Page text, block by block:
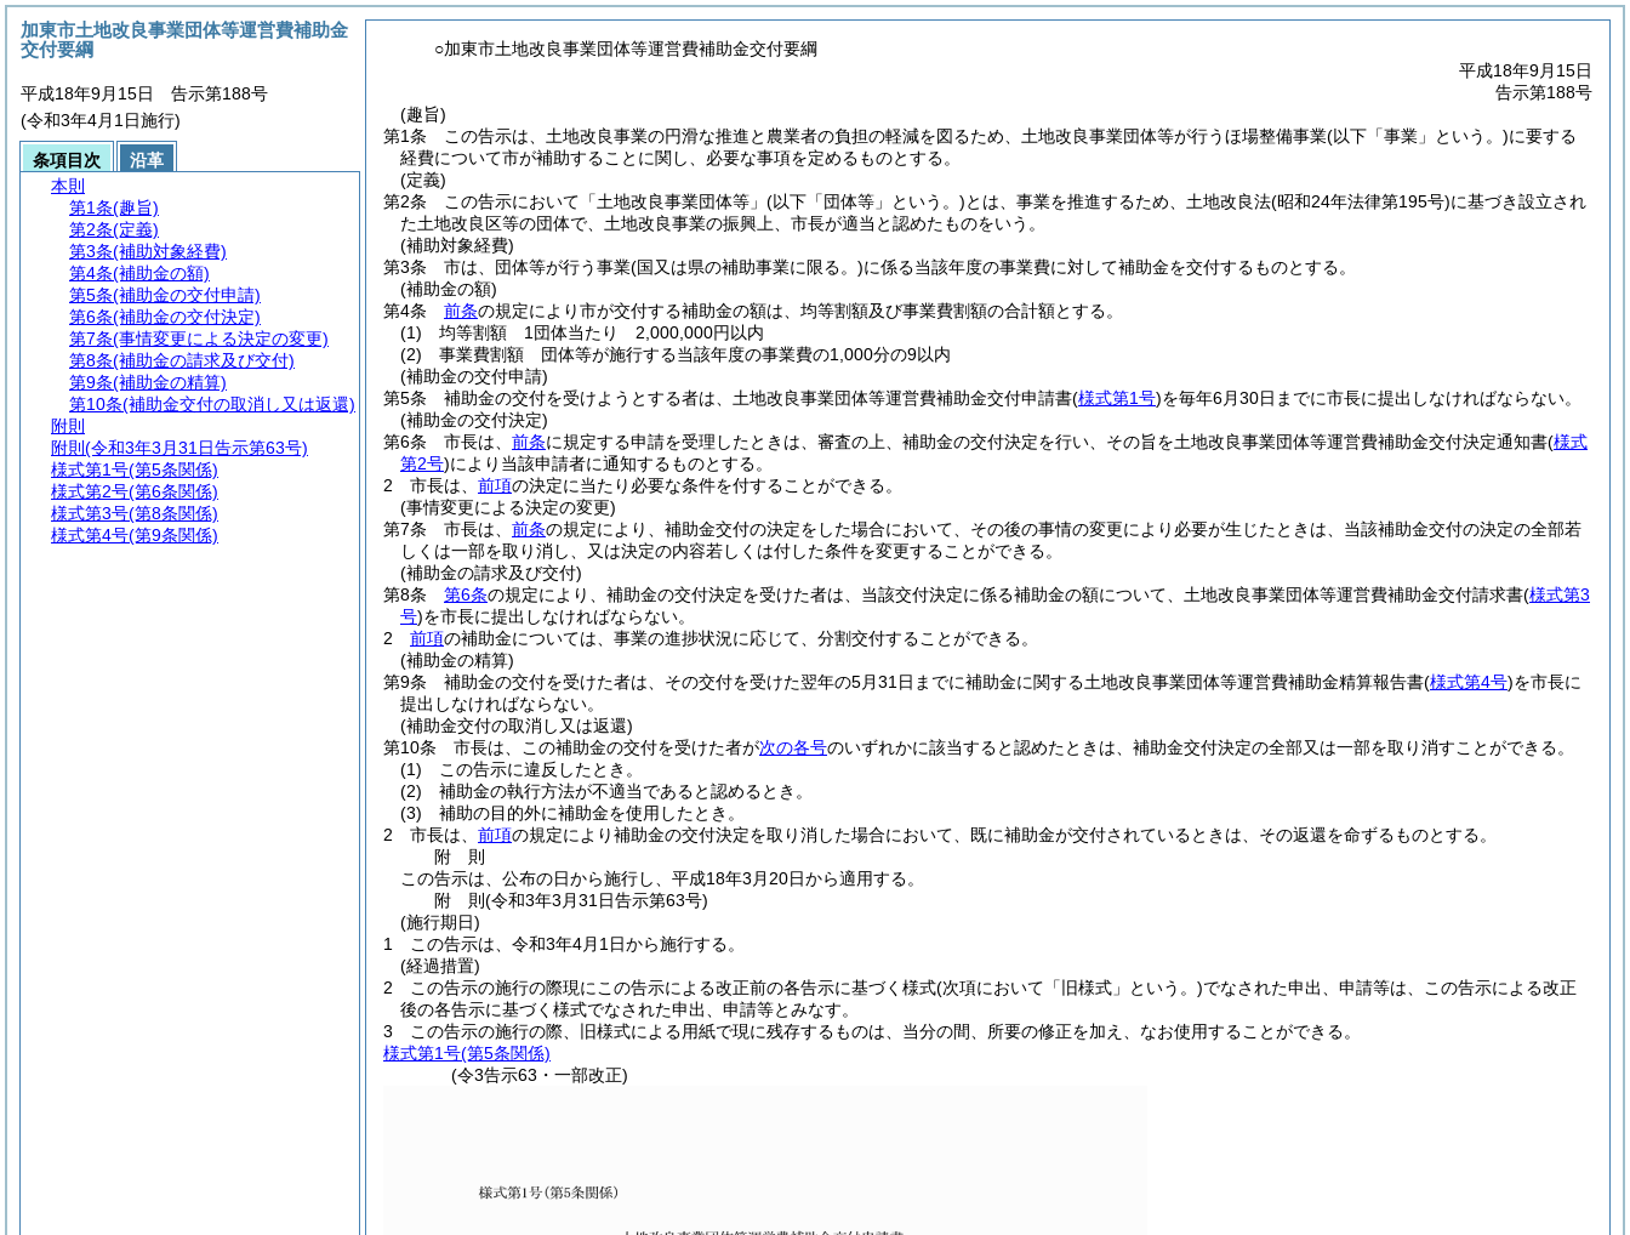
○加東市土地改良事業団体等運営費補助金交付要綱
平成18年9月15日
告示第188号
(趣旨)
第1条
この告示は、土地改良事業の円滑な推進と農業者の負担の軽減を図るため、土地改良事業団体等が行うほ場整備事業(以下「事業」という。)に要する
経費について市が補助することに関し、必要な事項を定めるものとする。
(定義)
第2条
この告示において「土地改良事業団体等」 (以下「団体等」という。)とは、事業を推進するため、土地改良法(昭和24年法律第195号)に基づき設立され
た土地改良区等の団体で、土地改良事業の振興上、市長が適当と認めたものをいう。
(補助対象経費)
第3条
市は、団体等が行う事業(国又は県の補助事業に限る。)に係る当該年度の事業費に対して補助金を交付するものとする。
(補助金の額)
第4条
前条の規定により市が交付する補助金の額は、均等割額及び事業費割額の合計額とする。
(1)
均等割額 1団体当たり 2,000,000円以内
(2)
事業費割額 団体等が施行する当該年度の事業費の1,000分の9以内
(補助金の交付申請)
第5条
補助金の交付を受けようとする者は、土地改良事業団体等運営費補助金交付申請書(様式第1号)を毎年6月30日までに市長に提出しなければならない。
(補助金の交付決定)
第6条
市長は、 前条に規定する申請を受理したときは、審査の上、補助金の交付決定を行い、その旨を土地改良事業団体等運営費補助金交付決定通知書(様式
第2号)により当該申請者に通知するものとする。
2
市長は、 前項の決定に当たり必要な条件を付することができる。
(事情変更による決定の変更)
第7条
市長は、 前条の規定により、補助金交付の決定をした場合において、その後の事情の変更により必要が生じたときは、当該補助金交付の決定の全部若
しくは一部を取り消し、又は決定の内容若しくは付した条件を変更することができる。
(補助金の請求及び交付)
第8条
第6条の規定により、補助金の交付決定を受けた者は、当該交付決定に係る補助金の額について、土地改良事業団体等運営費補助金交付請求書(様式第3
号)を市長に提出しなければならない。
2
前項の補助金については、事業の進捗状況に応じて、分割交付することができる。
(補助金の精算)
第9条
補助金の交付を受けた者は、その交付を受けた翌年の5月31日までに補助金に関する土地改良事業団体等運営費補助金精算報告書(様式第4号)を市長に
提出しなければならない。
(補助金交付の取消し又は返還)
第10条
市長は、この補助金の交付を受けた者が次の各号のいずれかに該当すると認めたときは、補助金交付決定の全部又は一部を取り消すことができる。
(1)
この告示に違反したとき。
(2)
補助金の執行方法が不適当であると認めるとき。
(3)
補助の目的外に補助金を使用したとき。
2
市長は、 前項の規定により補助金の交付決定を取り消した場合において、既に補助金が交付されているときは、その返還を命ずるものとする。
附 則
この告示は、公布の日から施行し、平成18年3月20日から適用する。
附 則(令和3年3月31日告示第63号)
(施行期日)
1
この告示は、令和3年4月1日から施行する。
(経過措置)
2
この告示の施行の際現にこの告示による改正前の各告示に基づく様式(次項において「旧様式」という。)でなされた申出、申請等は、この告示による改正
後の各告示に基づく様式でなされた申出、申請等とみなす。
3
この告示の施行の際、旧様式による用紙で現に残存するものは、当分の間、所要の修正を加え、なお使用することができる。
様式第1号(第5条関係)
(令3告示63・一部改正)
加東市土地改良事業団体等運営費補助金
交付要綱
平成18年9月15日 告示第188号
(令和3年4月1日施行)
条項目次
沿革
本則
第1条(趣旨)
第2条(定義)
第3条(補助対象経費)
第4条(補助金の額)
第5条(補助金の交付申請)
第6条(補助金の交付決定)
第7条(事情変更による決定の変更)
第8条(補助金の請求及び交付)
第9条(補助金の精算)
第10条(補助金交付の取消し又は返還)
附則
附則 (令和3年3月31日告示第63号)
様式第1号(第5条関係)
様式第2号(第6条関係)
様式第3号(第8条関係)
様式第4号(第9条関係)